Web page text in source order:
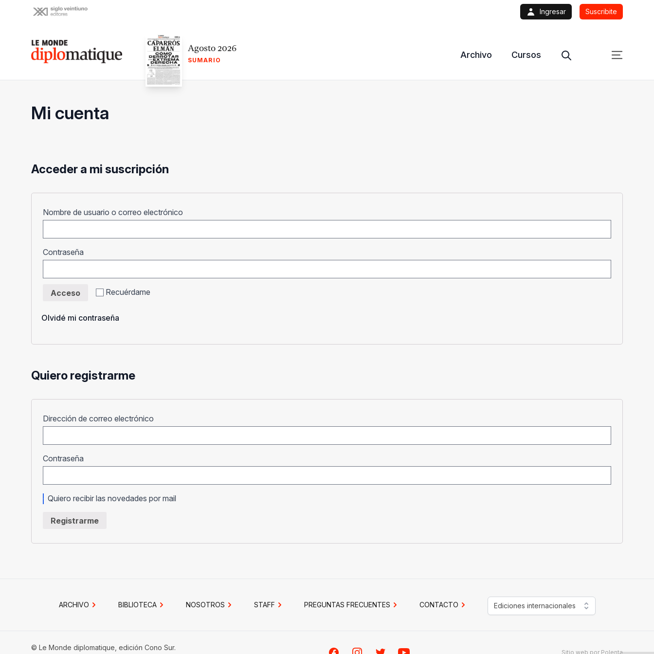
Ingresar Suscribite
Le monde diplomatique Agosto 2026
SUMARIO
Archivo Cursos
Mi cuenta
Acceder a mi suscripción
Nombre de usuario o correo electrónico
Contraseña
Recuérdame
Acceso
Olvidé mi contraseña
Quiero registrarme
Dirección de correo electrónico
Contraseña
Quiero recibir las novedades por mail
Registrarme
ARCHIVO BIBLIOTECA NOSOTROS STAFF PREGUNTAS FRECUENTES CONTACTO Ediciones internacionales
© Le Monde diplomatique, edición Cono Sur.
Sitio web por Polenta